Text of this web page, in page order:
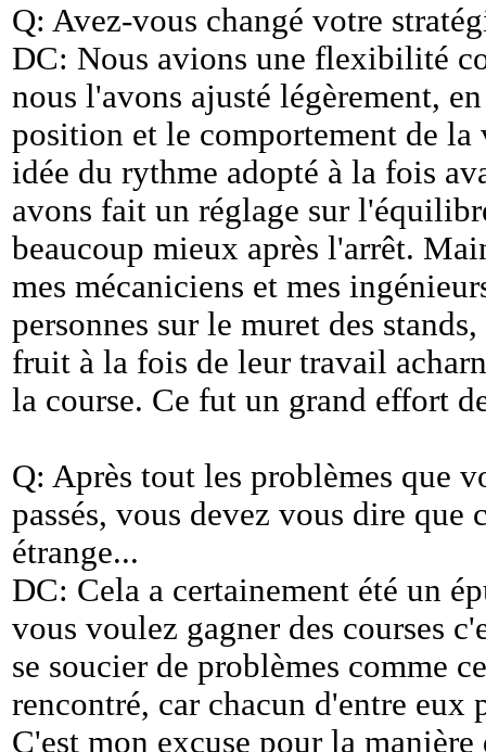
Q: Avez-vous changé votre
DC: Nous avions une flexibilité
nous l'avons ajusté légèrement,
position et le comportement de
idée du rythme adopté à la fois
avons fait un réglage sur
beaucoup mieux après l'arrêt.
mes mécaniciens et mes
personnes sur le muret des
fruit à la fois de leur travail
la course. Ce fut un grand effort
Q: Après tout les problèmes que
passés, vous devez vous dire que
étrange...
DC: Cela a certainement été un
vous voulez gagner des courses
se soucier de problèmes comme
rencontré, car chacun d'entre eux
C'est mon excuse pour la